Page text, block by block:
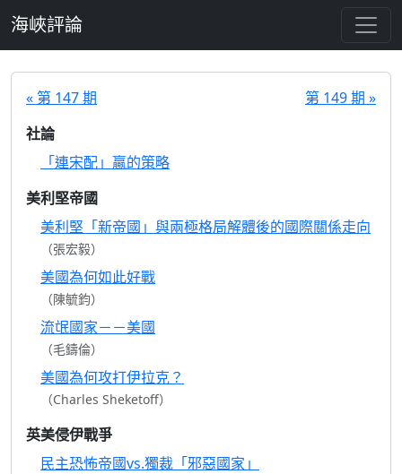
海峽評論
« 第 147 期
第 149 期 »
社論
「連宋配」贏的策略
美利堅帝國
美利堅「新帝國」與兩極格局解體後的國際關係走向
（張宏毅）
美國為何如此好戰
（陳毓鈞）
流氓國家－－美國
（毛鑄倫）
美國為何攻打伊拉克？
（Charles Sheketoff）
英美侵伊戰爭
民主恐怖帝國vs.獨裁「邪惡國家」